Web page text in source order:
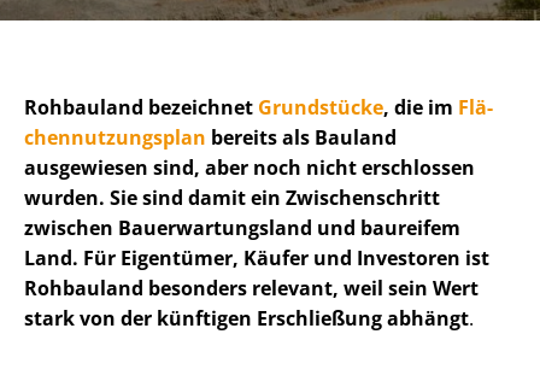
Rohbauland bezeichnet Grundstücke, die im Flä­
chen­nut­zungs­plan bereits als Bauland
ausgewiesen sind, aber noch nicht erschlossen
wurden. Sie sind damit ein Zwischenschritt
zwischen Bau­erwar­tungs­land und baureifem
Land. Für Eigentümer, Käufer und Investoren ist
Rohbauland besonders relevant, weil sein Wert
stark von der künftigen Erschließung abhängt.